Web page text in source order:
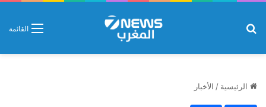
القائمة
الرئيسية / الأخبار